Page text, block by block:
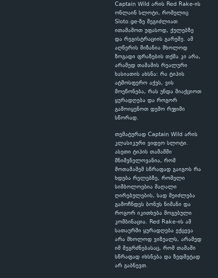
Captain Wild არის Red Rake-ის
ონლაინ სლოტი, რომელიც
Sloto.ge-ზე შეგიძლიათ
ითამაშოთ უფასოდ, ქულებზე
და რეგისტრაციის გარეშე. ამ
აღწერის მიზანია მხოლოდ
ზოგადი ფრაზების თქმა კი არა,
არამედ თამაშის რეალური
ხასიათის ახსნა: რა ტიპის
ატმოსფერო აქვს, ვის
მოეწონება, რას უნდა მიაქციოთ
ყურადღება და როგორ
გამოიყენოთ დემო რეჟიმი
სწორად.
თემატურად Captain Wild არის
კლასიკური ვიდეო სლოტი.
ასეთი ტიპის თამაშში
მნიშვნელოვანია, რომ
მოთამაშემ სწრაფად გაიგოს რა
ხდება რელებზე, რომელი
სიმბოლოებია მაღალი
ღირებულების, სად შეიძლება
გამოჩნდეს ბონუს ნიშანი და
როგორ იკითხება მოგებული
კომბინაცია. Red Rake-ის ამ
სათაურში ყურადღება ექცევა
არა მხოლოდ ვიზუალს, არამედ
იმ შეგრძნებასაც, რომ თამაში
სწრაფად იხსნება და ზედმეტად
არ გაბნევთ.